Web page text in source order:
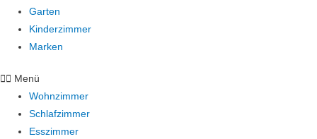
Garten
Kinderzimmer
Marken
Menü
Wohnzimmer
Schlafzimmer
Esszimmer